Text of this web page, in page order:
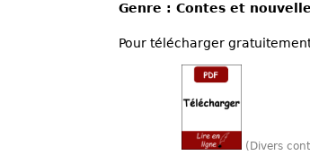
Genre : Contes et
Pour télécharger
(Divers